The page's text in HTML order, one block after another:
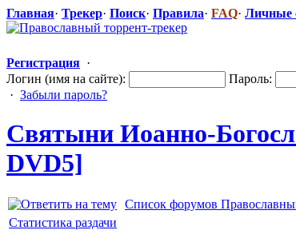
Главная· Трекер· Поиск· Правила· FAQ· Личные
Регистрация ·
Логин (имя на сайте):
Пароль:
· Забыли пароль?
Святыни Иоанно-Богос
DVD5]
Список форумов
Статистика раздачи